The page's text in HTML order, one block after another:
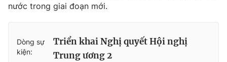
nước trong giai đoạn mới.
Dòng sự
kiện:
Triển khai Nghị quyết Hội nghị
Trung ương 2